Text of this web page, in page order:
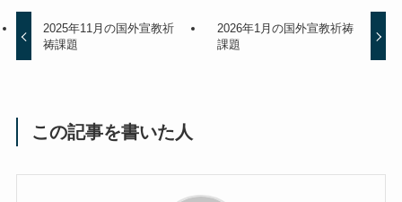
2025年11月の国外宣教祈
祷課題
2026年1月の国外宣教祈祷
課題
この記事を書いた人